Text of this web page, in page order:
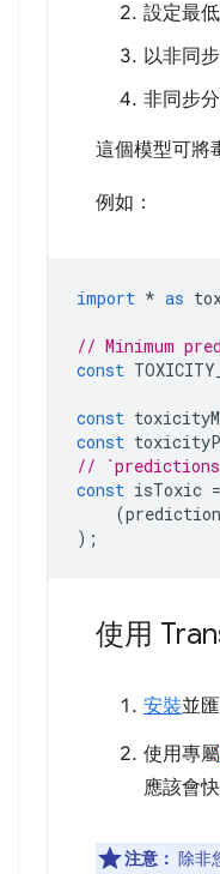
設定最
以非同
非同步
這個模型可將
例如：
import * as
// Minimum
const
const
const
//
const isToxic =
(prediction
);
使用
安裝並
使用專屬
應該會快
注意： 除非